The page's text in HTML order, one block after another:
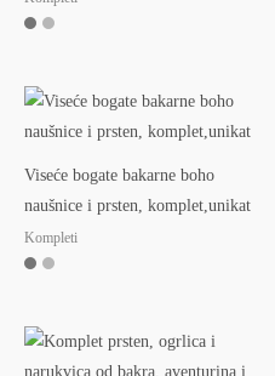
Viseće bogate bakarne boho
naušnice i prsten, komplet,unikat
Kompleti